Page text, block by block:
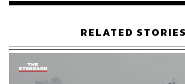
มหาอำนาจด้านเศรษฐกิจอื่นๆ
อัตราส่วนระหว่างการนำเข้าพลังงานสุทธิ
น้ำมันทั้งหมดจากข้อมูลของ Bloomberg แล
RELATED STORIES